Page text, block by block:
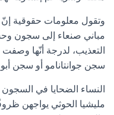
وتقول معلومات حقوقية
مباني صنعاء إلى سجون
التعذيب، لدرجة أنّها وصفت
سجن جوانتانامو أو سجن
النساء الضحايا في السجون
مليشيا الحوثي يواجهن